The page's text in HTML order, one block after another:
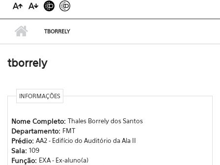
TBORRELY
tborrely
INFORMAÇÕES
Nome Completo: Thales Borrely dos Santos
Departamento: FMT
Prédio: AA2 - Edifício do Auditório da Ala II
Sala: 109
Função: EXA - Ex-aluno(a)